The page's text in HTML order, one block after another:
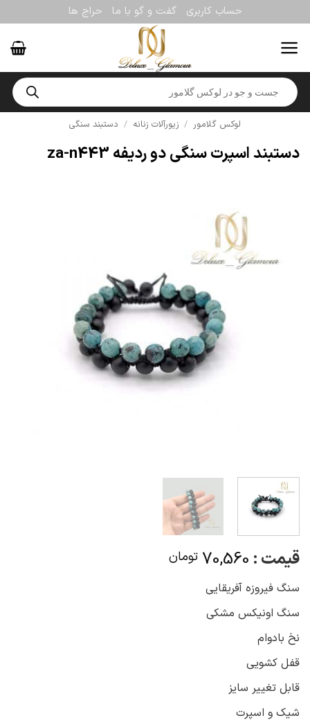
to
content
حساب کاربری گفت و گو با ما حراج ها
Products
search
لوکس گلامور / زیورآلات زنانه / دستبند سنگی
دستبند اسپرت سنگی دو ردیفه za-n443
قیمت : 70,560 تومان
سنگ فیروزه آفریقایی
سنگ اونیکس مشکی
نخ بادوام
قفل کشویی
قابل تغییر سایز
شیک و اسپرت